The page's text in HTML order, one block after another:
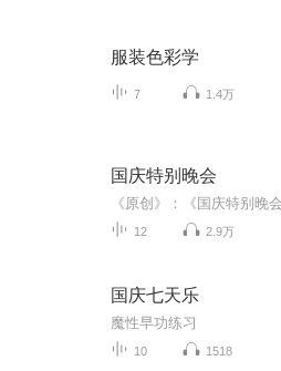
服装色彩学
7 1.4万
国庆特别晚会
12 2.9万
国庆七天乐
魔性早功练习
10 1518